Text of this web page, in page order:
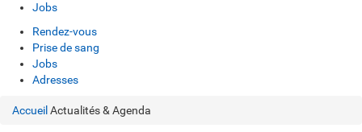
Jobs
Rendez-vous
Prise de sang
Jobs
Adresses
Accueil Actualités & Agenda